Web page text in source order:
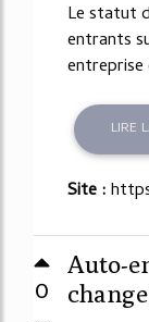
Le statut
entrants
entreprise
LIRE
Site :
0
Auto-